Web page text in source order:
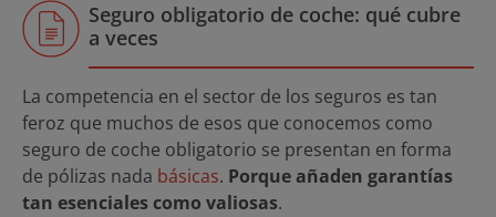
Seguro obligatorio de coche: qué cubre
a veces
La competencia en el sector de los seguros es tan
feroz que muchos de esos que conocemos como
seguro de coche obligatorio se presentan en forma
de pólizas nada básicas. Porque añaden garantías
tan esenciales como valiosas.